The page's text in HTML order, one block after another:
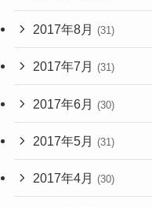
2017年8月 (31)
2017年7月 (31)
2017年6月 (30)
2017年5月 (31)
2017年4月 (30)